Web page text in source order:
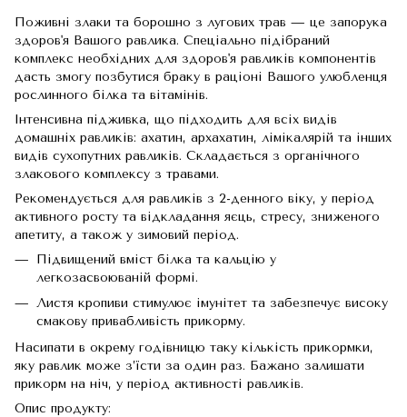
Поживні злаки та борошно з лугових трав — це запорука
здоров'я Вашого равлика. Спеціально підібраний
комплекс необхідних для здоров'я равликів компонентів
дасть змогу позбутися браку в раціоні Вашого улюбленця
рослинного білка та вітамінів.
Інтенсивна підживка, що підходить для всіх видів
домашніх равликів: ахатин, архахатин, лімікалярій та інших
видів сухопутних равликів. Складається з органічного
злакового комплексу з травами.
Рекомендується для равликів з 2-денного віку, у період
активного росту та відкладання яєць, стресу, зниженого
апетиту, а також у зимовий період.
Підвищений вміст білка та кальцію у
легкозасвоюваній формі.
Листя кропиви стимулює імунітет та забезпечує високу
смакову привабливість прикорму.
Насипати в окрему годівницю таку кількість прикормки,
яку равлик може з’їсти за один раз. Бажано залишати
прикорм на ніч, у період активності равликів.
Опис продукту: